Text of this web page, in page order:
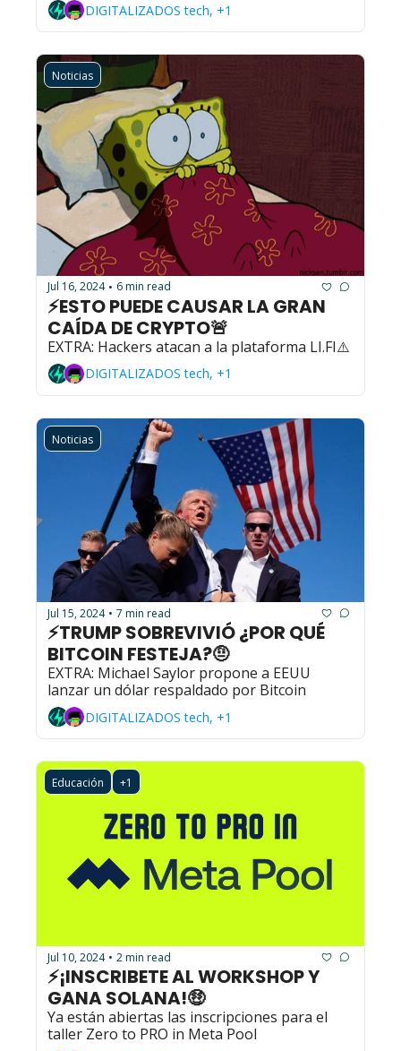
DIGITALIZADOS tech, +1
Noticias
Jul 16, 2024 • 6 min read
⚡ESTO PUEDE CAUSAR LA GRAN
CAÍDA DE CRYPTO🚨
EXTRA: Hackers atacan a la plataforma LI.FI⚠️
DIGITALIZADOS tech, +1
Noticias
Jul 15, 2024 • 7 min read
⚡TRUMP SOBREVIVIÓ ¿POR QUÉ
BITCOIN FESTEJA?🤨
EXTRA: Michael Saylor propone a EEUU
lanzar un dólar respaldado por Bitcoin
DIGITALIZADOS tech, +1
Educación +1
Jul 10, 2024 • 2 min read
⚡¡INSCRIBETE AL WORKSHOP Y
GANA SOLANA!🤑
Ya están abiertas las inscripciones para el
taller Zero to PRO in Meta Pool